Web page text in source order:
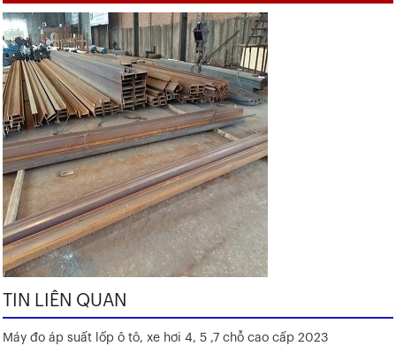
TIN LIÊN QUAN
Máy đo áp suất lốp ô tô, xe hơi 4, 5 ,7 chỗ cao cấp 2023